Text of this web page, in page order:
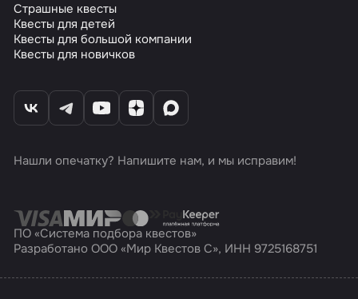
Страшные квесты
Квесты для детей
Квесты для большой компании
Квесты для новичков
Нашли опечатку? Напишите нам, и мы исправим!
ПО «Система подбора квестов»
Разработано ООО «Мир Квестов С», ИНН 9725168751